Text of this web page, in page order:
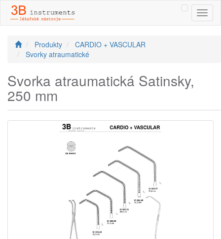
Produkty
CARDIO + VASCULAR
Svorky atraumatické
Svorka atraumatická Satinsky,
250 mm